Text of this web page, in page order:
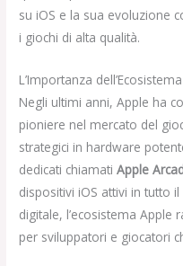
su iOS e la sua evoluzione
i giochi di alta qualità.
L’Importanza
Negli ultimi anni, Apple ha
pioniere nel mercato del
strategici in hardware
dedicati chiamatiApple
dispositivi iOS attivi in tutto
digitale, l’ecosistema
per sviluppatori e giocatori